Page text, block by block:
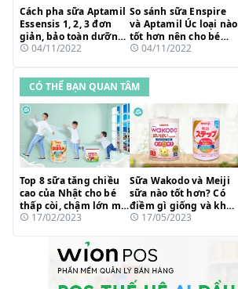
Cách pha sữa Aptamil
Essensis 1, 2, 3 đơn
giản, bảo toàn dưỡng
chất04/11/2022
So sánh sữa Enspire
và Aptamil Úc loại nào
tốt hơn nên cho bé
uống?
04/11/2022
CÓ THỂ BẠN QUAN TÂM
Top 8 sữa tăng chiều
cao của Nhật cho bé
thấp còi, chậm lớn mẹ
tin dùng 2023
17/02/2023
Sữa Wakodo và Meiji
sữa nào tốt hơn? Có
điềm gì giống và khác
nhau?
17/05/2023